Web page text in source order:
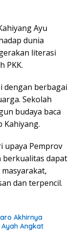
Ayu
dunia
literasi
PKK.
dengan berbagai
Sekolah
budaya baca
Kahiyang.
upaya Pemprov
berkualitas dapat
dan terpencil.
Akhirnya
Angkat